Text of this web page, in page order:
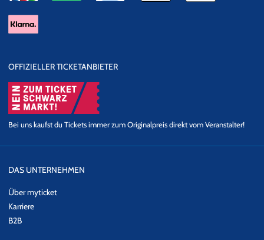
OFFIZIELLER TICKETANBIETER
Bei uns kaufst du Tickets immer zum Originalpreis direkt vom Veranstalter!
DAS UNTERNEHMEN
Über myticket
Karriere
B2B